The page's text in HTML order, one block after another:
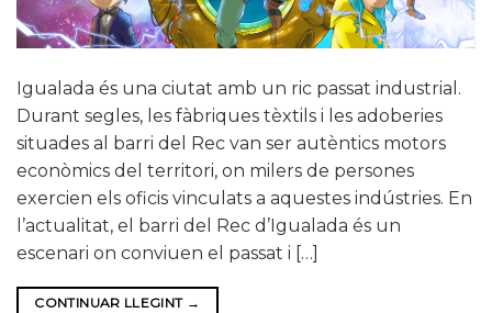
Igualada és una ciutat amb un ric passat industrial.
Durant segles, les fàbriques tèxtils i les adoberies
situades al barri del Rec van ser autèntics motors
econòmics del territori, on milers de persones
exercien els oficis vinculats a aquestes indústries. En
l’actualitat, el barri del Rec d’Igualada és un
escenari on conviuen el passat i […]
CONTINUAR LLEGINT →